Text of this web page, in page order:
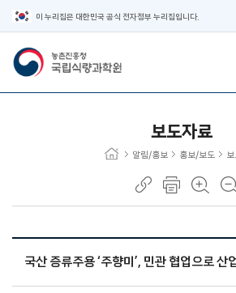
이 누리집은 대한민국 공식 전자정부 누리집입니다.
보도자료
알림/홍보 홍보/보도
국산 증류주용 ‘주향미’, 민관 협업으로 산